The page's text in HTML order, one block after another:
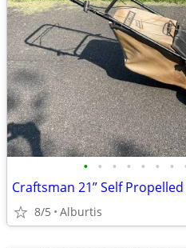
• • • • • • •
8/5 Alburtis